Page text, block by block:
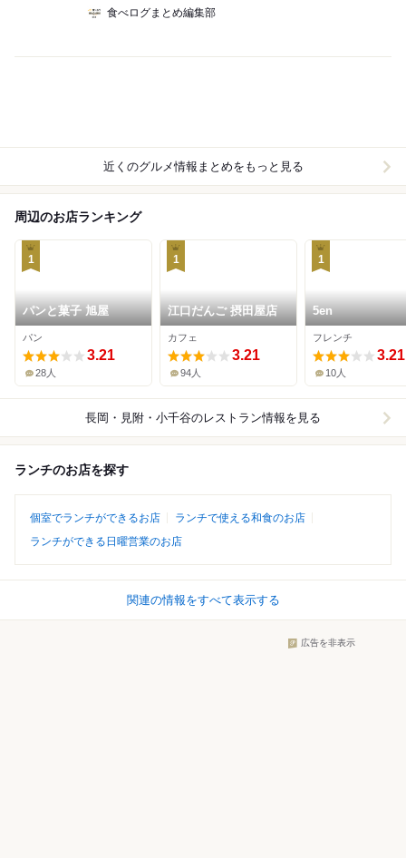
食べログまとめ編集部
近くのグルメ情報まとめをもっと見る
周辺のお店ランキング
1
パンと菓子 旭屋
パン
3.21
28人
1
江口だんご 摂田屋店
カフェ
3.21
94人
1
5en
フレンチ
3.21
10人
長岡・見附・小千谷のレストラン情報を見る
ランチのお店を探す
個室でランチができるお店
ランチで使える和食のお店
ランチができる日曜営業のお店
関連の情報をすべて表示する
広告を非表示